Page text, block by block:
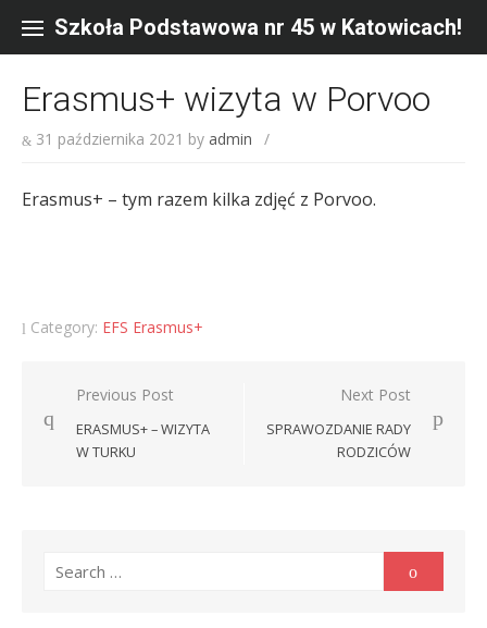
content
Szkoła Podstawowa nr 45 w Katowicach!
Erasmus+ wizyta w Porvoo
31 października 2021 by admin /
Erasmus+ – tym razem kilka zdjęć z Porvoo.
Category: EFS Erasmus+
Nawigacja
wpisu
Previous Post
ERASMUS+ – WIZYTA
W TURKU
Next Post
SPRAWOZDANIE RADY
RODZICÓW
for: